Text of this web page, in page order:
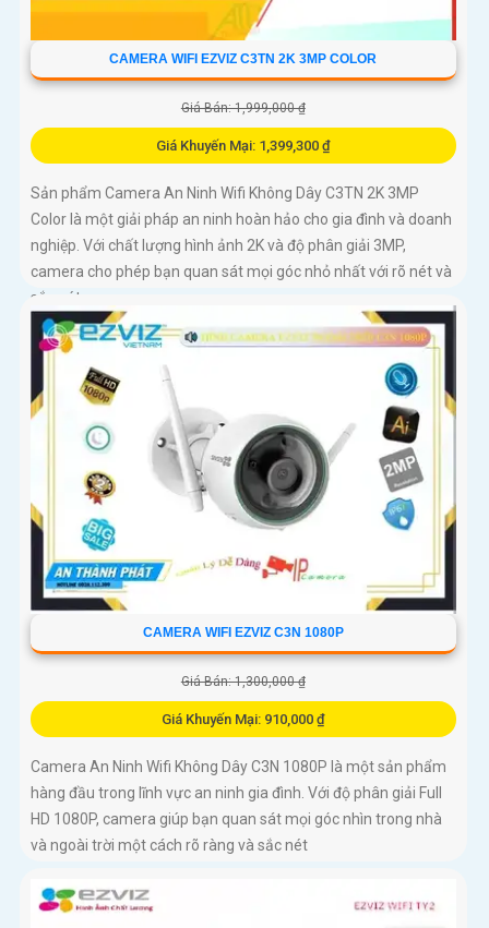
CAMERA WIFI EZVIZ C3TN 2K 3MP COLOR
Giá Bán: 1,999,000 ₫
Giá Khuyến Mại: 1,399,300 ₫
Sản phẩm Camera An Ninh Wifi Không Dây C3TN 2K 3MP
Color là một giải pháp an ninh hoàn hảo cho gia đình và doanh
nghiệp. Với chất lượng hình ảnh 2K và độ phân giải 3MP,
camera cho phép bạn quan sát mọi góc nhỏ nhất với rõ nét và
sắc nét
CAMERA WIFI EZVIZ C3N 1080P
Giá Bán: 1,300,000 ₫
Giá Khuyến Mại: 910,000 ₫
Camera An Ninh Wifi Không Dây C3N 1080P là một sản phẩm
hàng đầu trong lĩnh vực an ninh gia đình. Với độ phân giải Full
HD 1080P, camera giúp bạn quan sát mọi góc nhìn trong nhà
và ngoài trời một cách rõ ràng và sắc nét